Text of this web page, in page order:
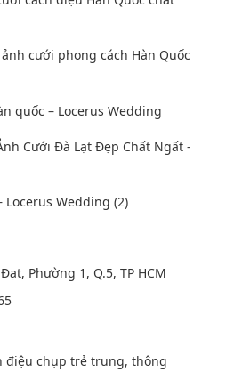
quốc – Locerus Wedding
Wedding (2)
Phường 1, Q.5, TP HCM
điệu chụp trẻ trung, thông